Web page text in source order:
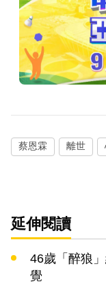
蔡恩霖 離世
延伸閱讀
46歲「醉狼
覺